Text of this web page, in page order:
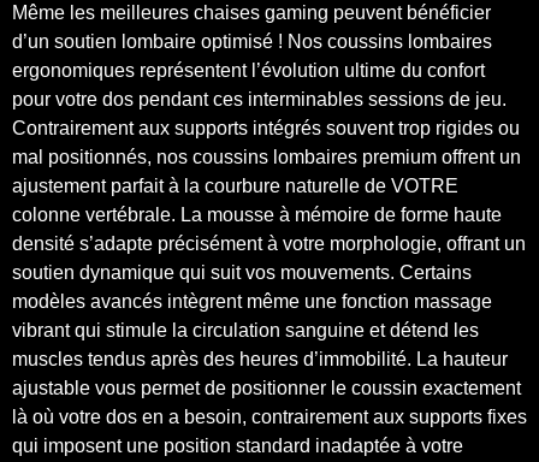
Même les meilleures chaises gaming peuvent bénéficier
d’un soutien lombaire optimisé ! Nos coussins lombaires
ergonomiques représentent l’évolution ultime du confort
pour votre dos pendant ces interminables sessions de jeu.
Contrairement aux supports intégrés souvent trop rigides ou
mal positionnés, nos coussins lombaires premium offrent un
ajustement parfait à la courbure naturelle de VOTRE
colonne vertébrale. La mousse à mémoire de forme haute
densité s’adapte précisément à votre morphologie, offrant un
soutien dynamique qui suit vos mouvements. Certains
modèles avancés intègrent même une fonction massage
vibrant qui stimule la circulation sanguine et détend les
muscles tendus après des heures d’immobilité. La hauteur
ajustable vous permet de positionner le coussin exactement
là où votre dos en a besoin, contrairement aux supports fixes
qui imposent une position standard inadaptée à votre